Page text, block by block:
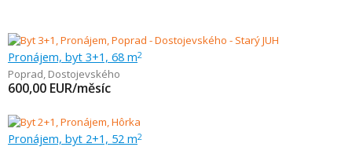
Pronájem, byt 3+1, 68 m2
Poprad, Dostojevského
600,00 EUR/měsíc
Pronájem, byt 2+1, 52 m2